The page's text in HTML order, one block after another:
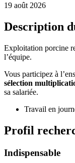
19 août 2026
Description
Exploitation porcine
l’équipe.
Vous participez à
sélection
sa salariée.
Travail en
Profil
Indispensable